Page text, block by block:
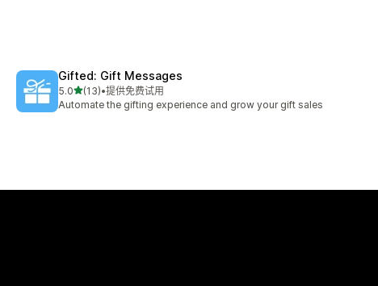
Gifted: Gift Messages
5.0星（满分 5 星）
(13)
总共 13 条评论
•提供免费试用
Automate the gifting experience and grow your gift sales